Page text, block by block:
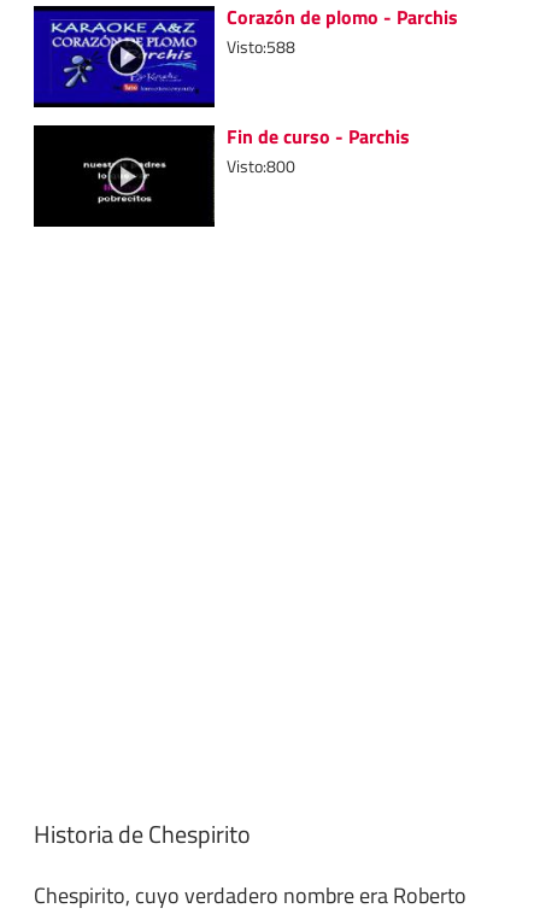
Corazón de plomo - Parchis
Visto:588
Fin de curso - Parchis
Visto:800
Historia de Chespirito
Chespirito, cuyo verdadero nombre era Roberto